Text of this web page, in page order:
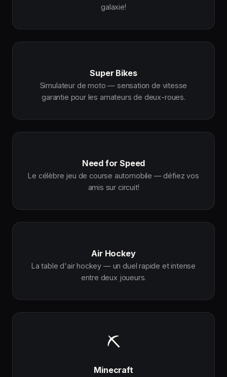
galaxie!
Super Bikes
Simulateur de moto — sensation de vitesse
garantie pour les amateurs de deux-roues.
Need for Speed
Le célèbre jeu de course automobile — défiez vos
amis sur circuit!
Air Hockey
La table d'air hockey — un duel rapide et intense
entre deux joueurs.
⛏
Minecraft